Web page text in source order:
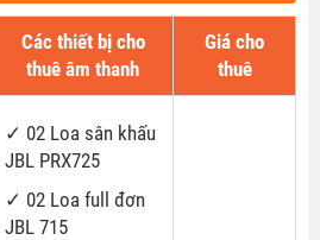
Các thiết bị cho
thuê âm thanh
Giá cho
thuê
✓ 02 Loa sân khấu
JBL PRX725
✓ 02 Loa full đơn
JBL 715